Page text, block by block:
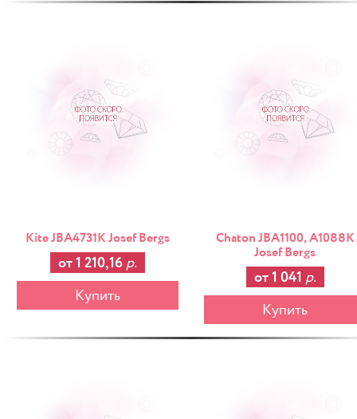
Kite JBA4731K Josef Bergs
от 1 210,16 р.
Купить
Chaton JBA1100, A1088K
Josef Bergs
от 1 041 р.
Купить